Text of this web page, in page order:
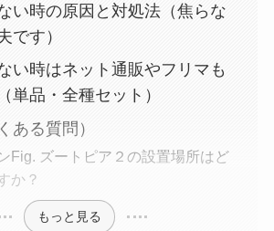
い時の原因と対処法（焦らな
です）
い時はネット通販やフリマも
単品・全種セット）
ある質問）
Fig. ズートピア２の設置場所はど
か？
もっと見る